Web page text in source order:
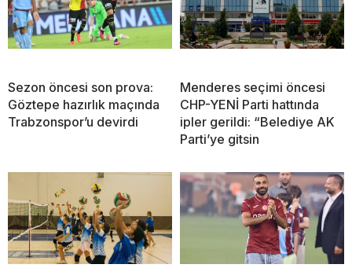
Sezon öncesi son prova:
Göztepe hazırlık maçında
Trabzonspor’u devirdi
Menderes seçimi öncesi
CHP-YENİ Parti hattında
ipler gerildi: “Belediye AK
Parti’ye gitsin